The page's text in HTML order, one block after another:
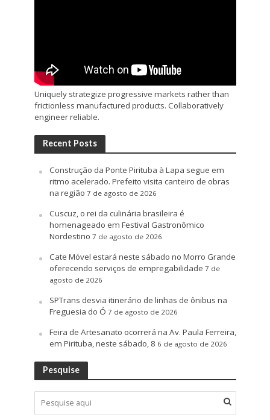
Uniquely strategize progressive markets rather than
frictionless manufactured products. Collaboratively
engineer reliable.
Recent Posts
Construção da Ponte Pirituba à Lapa segue em
ritmo acelerado. Prefeito visita canteiro de obras
na região 7 de agosto de 2026
Cuscuz, o rei da culinária brasileira é
homenageado em Festival Gastronômico
Nordestino 7 de agosto de 2026
Cate Móvel estará neste sábado no Morro Grande
oferecendo serviços de empregabilidade 7 de
agosto de 2026
SPTrans desvia itinerário de linhas de ônibus na
Freguesia do Ó 7 de agosto de 2026
Feira de Artesanato ocorrerá na Av. Paula Ferreira,
em Pirituba, neste sábado, 8 6 de agosto de 2026
Pesquise